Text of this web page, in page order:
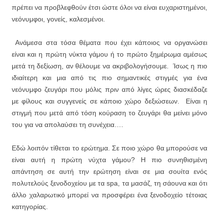
πρέπει να προβλεφθούν έτσι ώστε όλοι να είναι ευχαριστημένοι,
νεόνυμφοι, γονείς, καλεσμένοι.
Ανάμεσα στα τόσα θέματα που έχει κάποιος να οργανώσει
είναι και η πρώτη νύκτα γάμου ή το πρώτο ξημέρωμα αμέσως
μετά τη δεξίωση, αν θέλουμε να ακριβολογήσουμε. Ίσως η πιο
ιδιαίτερη και μια από τις πιο σημαντικές στιγμές για ένα
νεόνυμφο ζευγάρι που μόλις πριν από λίγες ώρες διασκέδαζε
με φίλους και συγγενείς σε κάποιο χώρο δεξιώσεων. Είναι η
στιγμή που μετά από τόση κούραση το ζευγάρι θα μείνει μόνο
του για να απολαύσει τη συνέχεια….
Εδώ λοιπόν τίθεται το ερώτημα. Σε ποιο χώρο θα μπορούσε να
είναι αυτή η πρώτη νύχτα γάμου? Η πιο συνηθισμένη
απάντηση σε αυτή την ερώτηση είναι σε μια σουίτα ενός
πολυτελούς ξενοδοχείου με τα spa, τα μασάζ, τη σάουνα και ότι
άλλο χαλαρωτικό μπορεί να προσφέρει ένα ξενοδοχείο τέτοιας
κατηγορίας.